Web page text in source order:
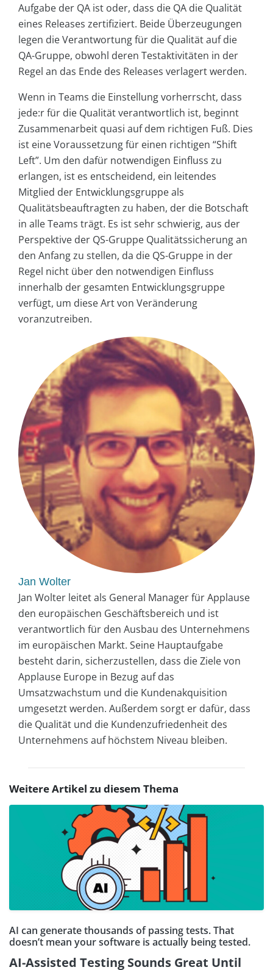
Aufgabe der QA ist oder, dass die QA die Qualität
eines Releases zertifiziert. Beide Überzeugungen
legen die Verantwortung für die Qualität auf die
QA-Gruppe, obwohl deren Testaktivitäten in der
Regel an das Ende des Releases verlagert werden.
Wenn in Teams die Einstellung vorherrscht, dass
jede:r für die Qualität verantwortlich ist, beginnt
Zusammenarbeit quasi auf dem richtigen Fuß. Dies
ist eine Voraussetzung für einen richtigen “Shift
Left”. Um den dafür notwendigen Einfluss zu
erlangen, ist es entscheidend, ein leitendes
Mitglied der Entwicklungsgruppe als
Qualitätsbeauftragten zu haben, der die Botschaft
in alle Teams trägt. Es ist sehr schwierig, aus der
Perspektive der QS-Gruppe Qualitätssicherung an
den Anfang zu stellen, da die QS-Gruppe in der
Regel nicht über den notwendigen Einfluss
innerhalb der gesamten Entwicklungsgruppe
verfügt, um diese Art von Veränderung
voranzutreiben.
Jan Wolter
Jan Wolter leitet als General Manager für Applause
den europäischen Geschäftsbereich und ist
verantwortlich für den Ausbau des Unternehmens
im europäischen Markt. Seine Hauptaufgabe
besteht darin, sicherzustellen, dass die Ziele von
Applause Europe in Bezug auf das
Umsatzwachstum und die Kundenakquisition
umgesetzt werden. Außerdem sorgt er dafür, dass
die Qualität und die Kundenzufriedenheit des
Unternehmens auf höchstem Niveau bleiben.
Weitere Artikel zu diesem Thema
AI can generate thousands of passing tests. That
doesn’t mean your software is actually being tested.
AI-Assisted Testing Sounds Great Until